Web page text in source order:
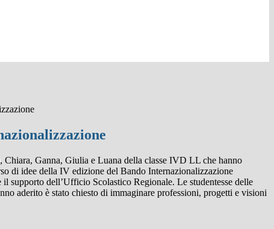
Chiara, Ganna, Giulia e Luana della classe IVD LL che hanno
di idee della IV edizione del Bando Internazionalizzazione
dell’Ufficio Scolastico Regionale. Le studentesse delle
aderito è stato chiesto di immaginare professioni, progetti e visioni